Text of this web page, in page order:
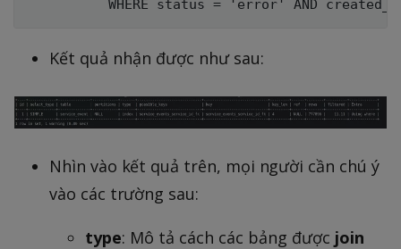
Kết quả nhận được như sau:
Nhìn vào kết quả trên, mọi người cần chú ý
vào các trường sau:
type: Mô tả cách các bảng được join